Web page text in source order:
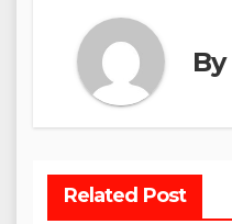
By
Related Post